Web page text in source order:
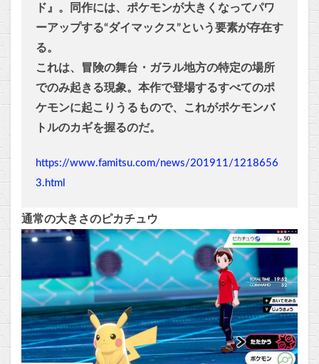
ド』。同作には、ポケモンが大きくなってパワ
ーアップする“ダイマックス”という要素が存在す
る。
これは、冒険の舞台・ガラル地方の特定の場所
でのみ起きる現象。本作で登場するすべてのポ
ケモンに起こりうるもので、これがポケモンバ
トルのカギを握るのだ。
https://www.famitsu.com/news/201911/1218656
3.html
通常の大きさのピカチュウ